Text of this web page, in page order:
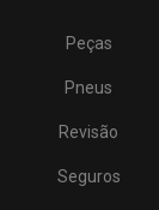
Peças
Pneus
Revisão
Seguros